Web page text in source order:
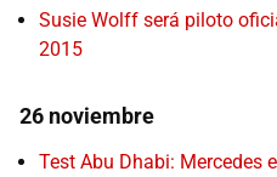
Susie Wolff será piloto
2015
26 noviembre
Test Abu Dhabi: Mercedes